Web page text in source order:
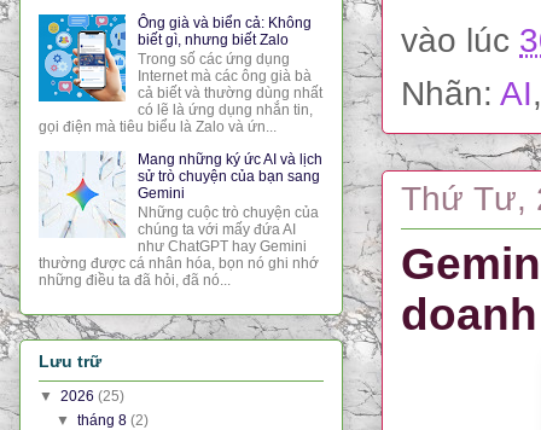
vào lúc
Nhãn: AI
Thứ Tư,
Ông già và biển cả: Không
biết gì, nhưng biết Zalo
Trong số các ứng dụng
Internet mà các ông già bà
cả biết và thường dùng nhất
có lẽ là ứng dụng nhắn tin,
gọi điện mà tiêu biểu là Zalo và ứn...
Mang những ký ức AI và lịch
sử trò chuyện của bạn sang
Gemini
Những cuộc trò chuyện của
chúng ta với mấy đứa AI
như ChatGPT hay Gemini
thường được cá nhân hóa, bọn nó ghi nhớ
những điều ta đã hỏi, đã nó...
Lưu trữ
▼ 2026 (25)
▼tháng 8(2)